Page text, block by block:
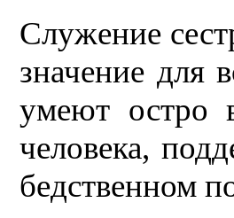
Служение
значение для
умеют остро
человека,
бедственном